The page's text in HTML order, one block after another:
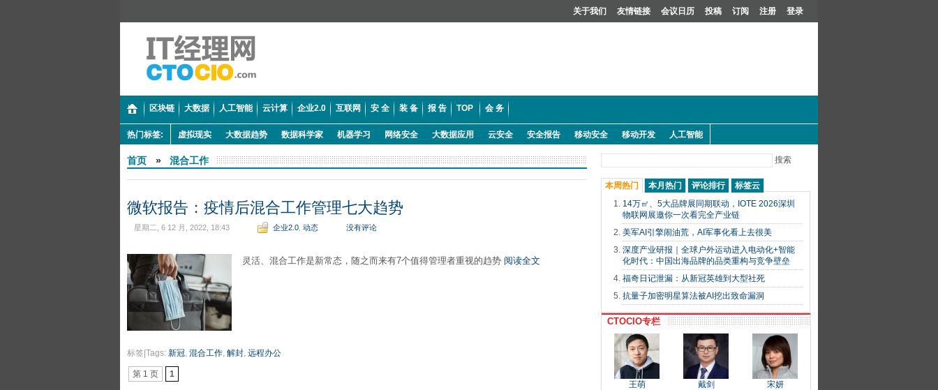
关于我们 友情链接 会议日历 投稿 订阅 注册 登录
区块链 大数据 人工智能 云计算 企业2.0 互联网 安 全 装 备 报 告 TOP 会 务
热门标签: 虚拟现实 大数据趋势 数据科学家 机器学习 网络安全 大数据应用 云安全 安全报告 移动安全 移动开发 人工智能
首页 » 混合工作
微软报告：疫情后混合工作管理七大趋势
星期二, 6 12 月, 2022, 18:43 企业2.0 动态 没有评论
灵活、混合工作是新常态，随之而来有7个值得管理者重视的趋势 阅读全文
标签|Tags: 新冠, 混合工作, 解封, 远程办公
第 1 页 1
搜索
本周热门 本月热门 评论排行
标签云
14万㎡、5大品牌展同期联动，IOTE 2026深圳
物联网展邀你一次看完全产业链
美军AI引擎闹油荒，AI军事化看上去很美
深度产业研报｜全球户外运动进入电动化+智能
化时代：中国出海品牌的品类重构与竞争壁垒
福奇日记泄漏：从新冠英雄到大型社死
抗量子加密明星算法被AI挖出致命漏洞
CTOCIO专栏
王萌 戴剑 宋妍